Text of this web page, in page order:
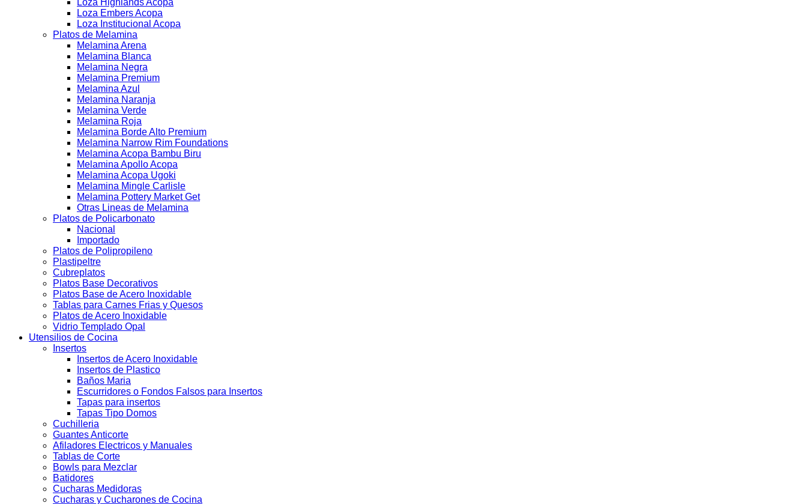
Loza Highlands Acopa
Loza Embers Acopa
Loza Institucional Acopa
Platos de Melamina
Melamina Arena
Melamina Blanca
Melamina Negra
Melamina Premium
Melamina Azul
Melamina Naranja
Melamina Verde
Melamina Roja
Melamina Borde Alto Premium
Melamina Narrow Rim Foundations
Melamina Acopa Bambu Biru
Melamina Apollo Acopa
Melamina Acopa Ugoki
Melamina Mingle Carlisle
Melamina Pottery Market Get
Otras Lineas de Melamina
Platos de Policarbonato
Nacional
Importado
Platos de Polipropileno
Plastipeltre
Cubreplatos
Platos Base Decorativos
Platos Base de Acero Inoxidable
Tablas para Carnes Frias y Quesos
Platos de Acero Inoxidable
Vidrio Templado Opal
Utensilios de Cocina
Insertos
Insertos de Acero Inoxidable
Insertos de Plastico
Baños Maria
Escurridores o Fondos Falsos para Insertos
Tapas para insertos
Tapas Tipo Domos
Cuchilleria
Guantes Anticorte
Afiladores Electricos y Manuales
Tablas de Corte
Bowls para Mezclar
Batidores
Cucharas Medidoras
Cucharas y Cucharones de Cocina